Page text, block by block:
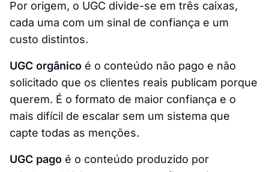
Por origem, o UGC divide-se em três caixas,
cada uma com um sinal de confiança e um
custo distintos.
UGC orgânico é o conteúdo não pago e não
solicitado que os clientes reais publicam porque
querem. É o formato de maior confiança e o
mais difícil de escalar sem um sistema que
capte todas as menções.
UGC pago é o conteúdo produzido por